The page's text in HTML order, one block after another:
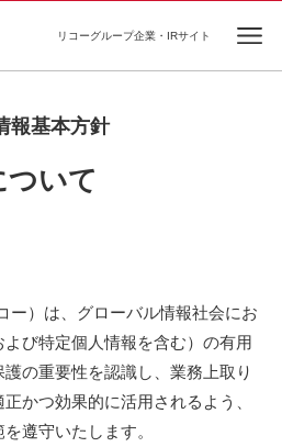
リコーグループ企業・IRサイト
報基本方針
ついて
ー）は、グローバル情報社会にお
び特定個人情報を含む）の有用
の重要性を認識し、業務上取り
かつ効果的に活用されるよう、
遵守いたします。